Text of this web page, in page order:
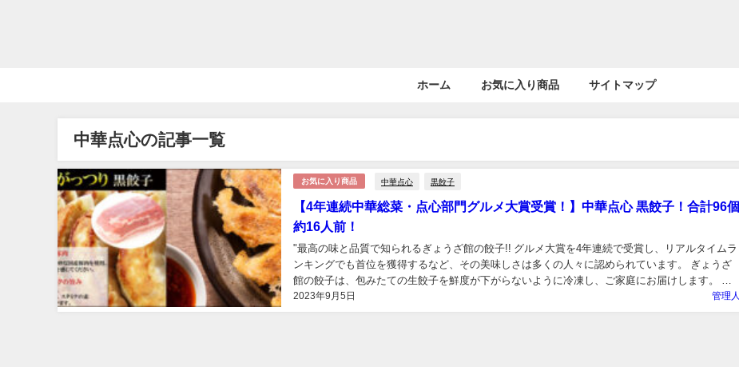
ホーム お気に入り商品 サイトマップ
中華点心の記事一覧
お気に入り商品 中華点心 黒餃子
【4年連続中華総菜・点心部門グルメ大賞受賞！】中華点心 黒餃子！合計96個
約16人前！
2023年9月5日
"最高の味と品質で知られるぎょうざ館の餃子!! グルメ大賞を4年連続で受賞し、リアルタイムラ
ンキングでも首位を獲得するなど、その美味しさは多くの人々に認められています。 ぎょうざ
館の餃子は、包みたての生餃子を鮮度が下がらないように冷凍し、ご家庭にお届けします。 黒
餃子や本餃子など、バラエティ豊かなラインナップがあり、自...
管理人